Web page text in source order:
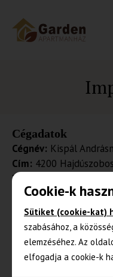
Cégadatok
Cégnév: Kispál
Cím: 4200
Telefon:
E-mail cím:
Tárhelyszolgáltató
Szolgáltató neve:
Székhelye:
1132
Telefon:
+36 (1) 211
Cookie-k
Sütiket (cookie-kat)
szabásához, a
elemzéséhez. Az
elfogadja a cookie-k